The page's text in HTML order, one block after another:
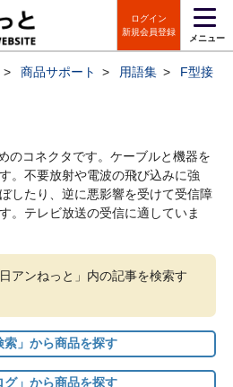
ログイン
新規会員登録
メニュー
> 商品サポート > 用語集 >
F型接
のコネクタです。ケーブルと機器を
。不要放射や電波の飛び込みに強
したり、逆に悪影響を受けて受信障
。テレビ放送の受信に適していま
アンねっと」内の記事を検索す